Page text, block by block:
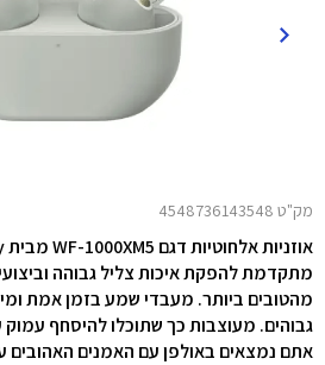
מק"ט 4548736143548
אוזניות אלחוטיות דגם WF-1000XM5 מבית Sony
מתקדמת להפקת איכות צליל גבוהה
מהטובים ביותר. מעבדי שמע בזמן אמת
גבוהים. מעוצבות כך שתוכלו להיסחף עמוק
אתם נמצאים באולפן עם האמנים האהובים